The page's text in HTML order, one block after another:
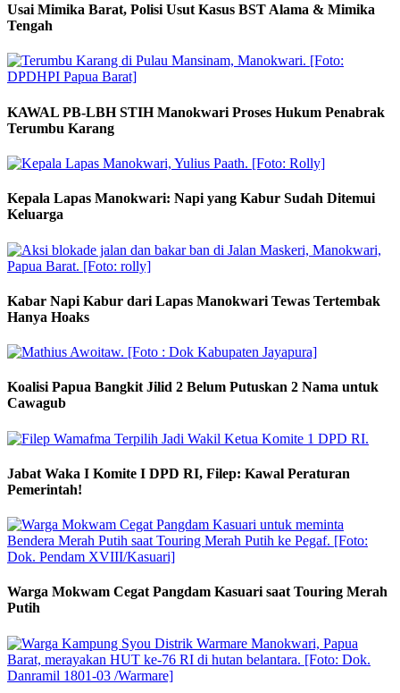
Usai Mimika Barat, Polisi Usut Kasus BST Alama & Mimika
Tengah
KAWAL PB-LBH STIH Manokwari Proses Hukum Penabrak
Terumbu Karang
Kepala Lapas Manokwari: Napi yang Kabur Sudah Ditemui
Keluarga
Kabar Napi Kabur dari Lapas Manokwari Tewas Tertembak
Hanya Hoaks
Koalisi Papua Bangkit Jilid 2 Belum Putuskan 2 Nama untuk
Cawagub
Jabat Waka I Komite I DPD RI, Filep: Kawal Peraturan
Pemerintah!
Warga Mokwam Cegat Pangdam Kasuari saat Touring Merah
Putih